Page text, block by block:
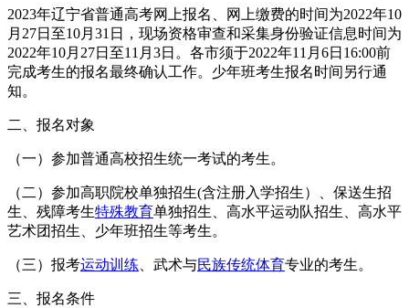
2023年辽宁省普通高考网上报名、网上缴费的时间为2022年10
月27日至10月31日，现场资格审查和采集身份验证信息时间为
2022年10月27日至11月3日。各市须于2022年11月6日16:00前
完成考生的报名最终确认工作。少年班考生报名时间另行通
知。
二、报名对象
（一）参加普通高校招生统一考试的考生。
（二）参加高职院校单独招生(含注册入学招生）、保送生招
生、残障考生特殊教育单独招生、高水平运动队招生、高水平
艺术团招生、少年班招生等考生。
（三）报考运动训练 、武术与民族传统体育专业的考生。
三、报名条件